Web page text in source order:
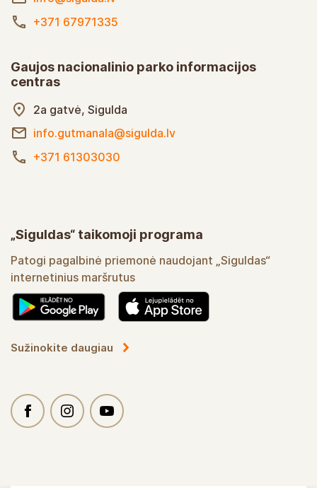
+371 67971335
Gaujos nacionalinio parko informacijos
centras
2a gatvė, Sigulda
info.gutmanala@sigulda.lv
+371 61303030
„Siguldas“ taikomoji programa
Patogi pagalbinė priemonė naudojant „Siguldas“
internetinius maršrutus
Sužinokite daugiau